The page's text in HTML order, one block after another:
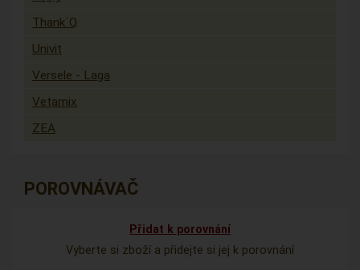
Thank´Q
Univit
Versele - Laga
Vetamix
ZEA
POROVNÁVAČ
Přidat k porovnání
Vyberte si zboží a přidejte si jej k porovnání